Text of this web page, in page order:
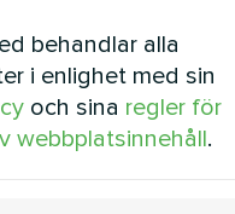
behandlar alla
i enlighet med sin
och sina regler för
webbplatsinnehåll.